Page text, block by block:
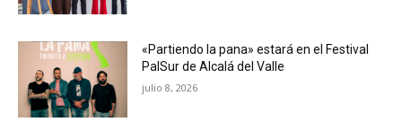
«Partiendo la pana» estará en el Festival
PalSur de Alcalá del Valle
julio 8, 2026